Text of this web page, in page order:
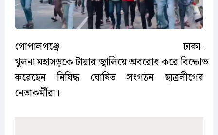
গোপালগঞ্জে ঢাকা-
খুলনা মহাসড়কে টায়ার জ্বালিয়ে অবরোধ করে বিক্ষোভ
করেছেন নিষিদ্ধ ঘোষিত সংগঠন ছাত্রলীগের
নেতাকর্মীরা।